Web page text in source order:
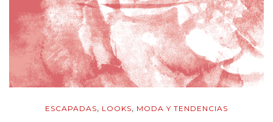
ESCAPADAS, LOOKS, MODA Y TENDENCIAS